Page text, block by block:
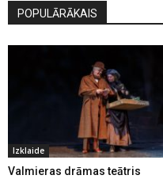
POPULĀRĀKAIS
Izklaide
Valmieras drāmas teātris